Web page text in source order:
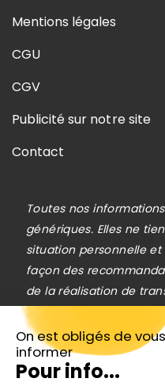
On est obligés de vous
informer
Pour info...
Mentions légales
CGU
CGV
Publicité sur notre site
Contact
Toutes nos
génériques. Elles ne
situation personnelle
façon des
de la réalisation de
assimilées à une
investissement
quelconque à acheter
financiers. Le lecteur